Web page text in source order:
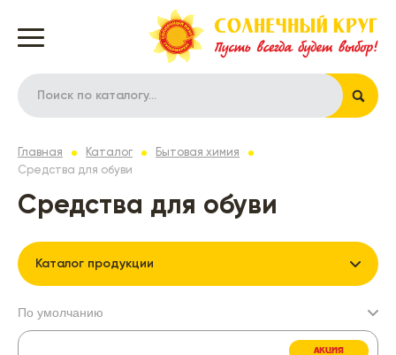
Главная Каталог
Бытовая химия
Средства для обуви
Средства для обуви
Каталог продукции
АКЦИЯ